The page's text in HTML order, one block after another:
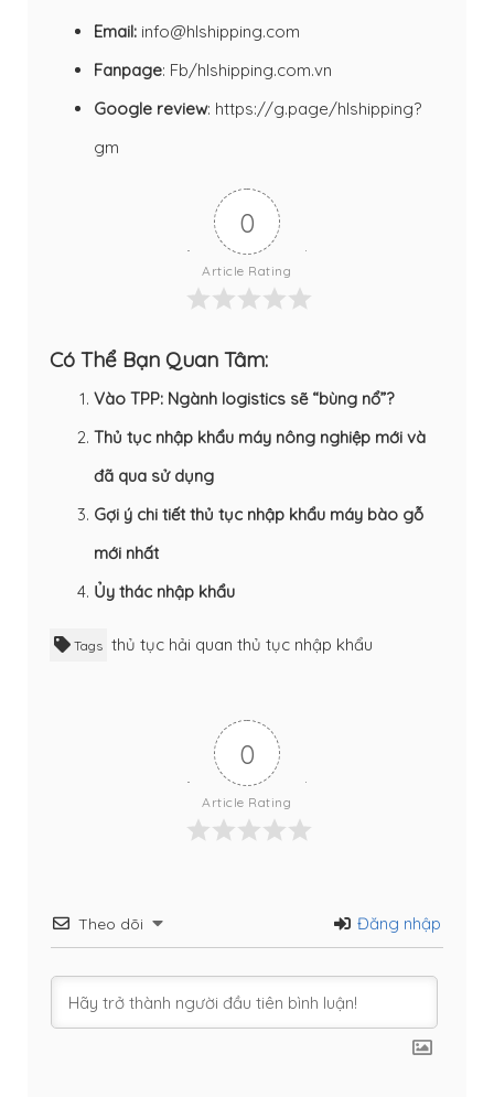
Email: info@hlshipping.com
Fanpage: Fb/hlshipping.com.vn
Google review: https://g.page/hlshipping?
gm
0
Article Rating
Có Thể Bạn Quan Tâm:
Vào TPP: Ngành logistics sẽ “bùng nổ”?
Thủ tục nhập khẩu máy nông nghiệp mới và
đã qua sử dụng
Gợi ý chi tiết thủ tục nhập khẩu máy bào gỗ
mới nhất
Ủy thác nhập khẩu
Tags thủ tục hải quan thủ tục nhập khẩu
0
Article Rating
Theo dõi Đăng nhập